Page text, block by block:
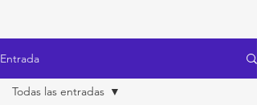
Entrada
Todas las entradas